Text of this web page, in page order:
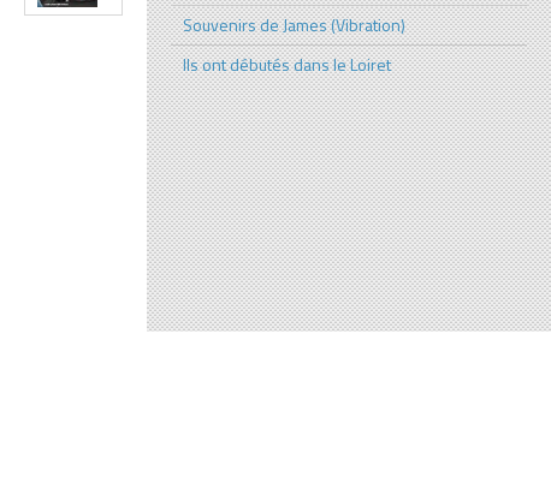
Souvenirs de James (Vibration)
Ils ont débutés dans le Loiret